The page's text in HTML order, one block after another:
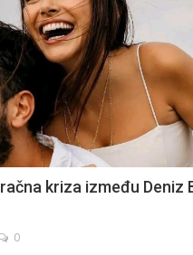
kriza između Deniz
0